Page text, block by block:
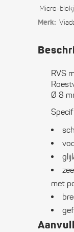
Ø
8
Micro-
Merk:
RVS
Ø 8
met